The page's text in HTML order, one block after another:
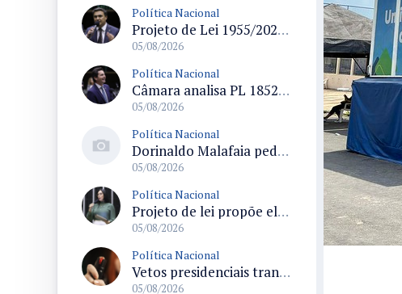
Política Nacional
Projeto de Lei 1955/2026 propõe criação de geração livre de fumo ao restringir venda de vapes a nascidos desde 1º de janeiro de 2009
05/08/2026
Política Nacional
Câmara analisa PL 1852/26 que institui Política Nacional de Gestão de Desempenho e Eficiência para servidores públicos
05/08/2026
Política Nacional
Dorinaldo Malafaia pede vacinação ativa ao Ministério da Saúde para reverter queda na cobertura vacinal no Brasil
05/08/2026
Política Nacional
Projeto de lei propõe elevar para R$ 250 mil limite de isenção do IPI para pessoas com deficiência e autismo
05/08/2026
Política Nacional
Vetos presidenciais trancam a pauta do Congresso com 87 itens pendentes e incluem trechos do Orçamento de 2026
05/08/2026